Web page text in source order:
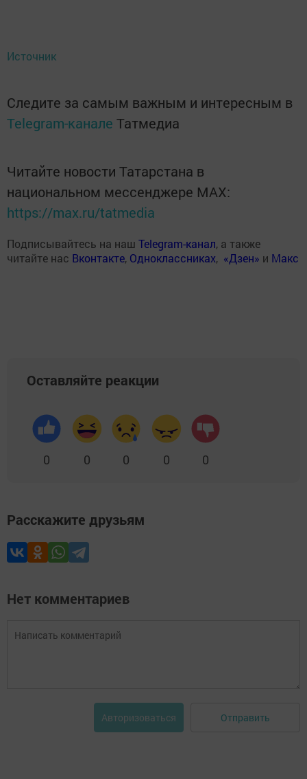
Источник
Следите за самым важным и интересным в
Telegram-канале Татмедиа
Читайте новости Татарстана в
национальном мессенджере MАХ:
https://max.ru/tatmedia
Подписывайтесь на наш Telegram-канал, а также
читайте нас Вконтакте, Одноклассниках, «Дзен» и Макс
Оставляйте реакции
0 0 0 0 0
Расскажите друзьям
Нет комментариев
Авторизоваться Отправить